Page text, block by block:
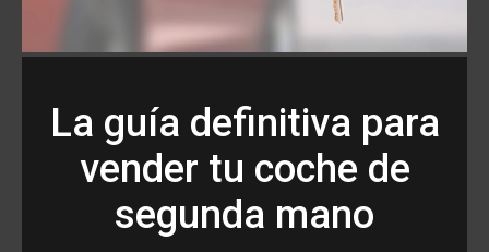
La guía definitiva para
vender tu coche de
segunda mano